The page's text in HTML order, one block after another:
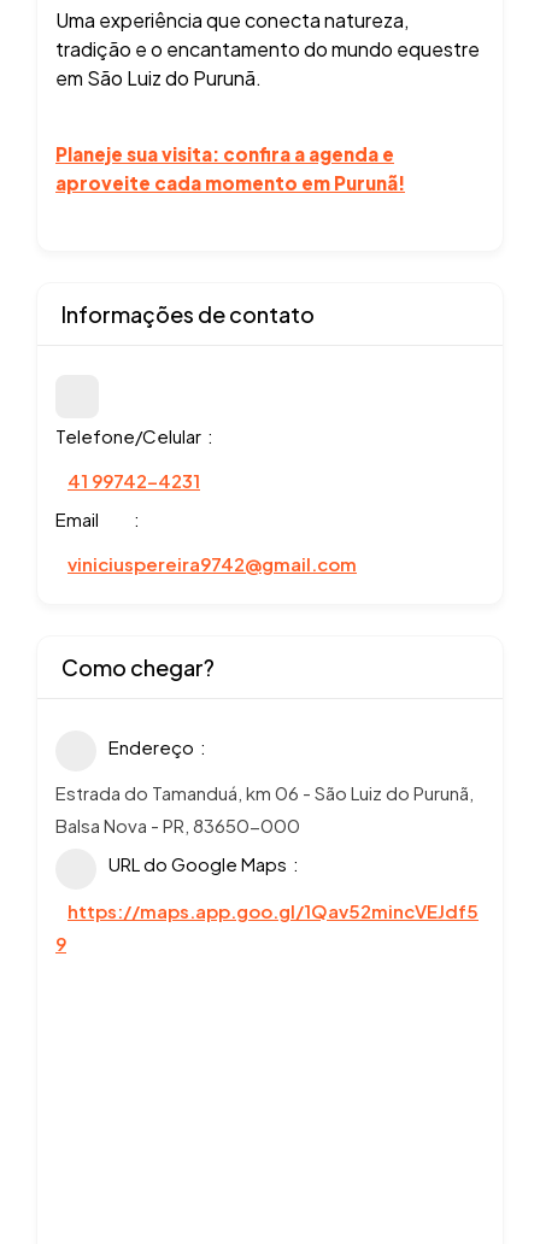
Uma experiência que conecta natureza,
tradição e o encantamento do mundo equestre
em São Luiz do Purunã.
Planeje sua visita: confira a agenda e
aproveite cada momento em Purunã!
Informações de contato
Telefone/Celular
41 99742-4231
Email
viniciuspereira9742@gmail.com
Como chegar?
Endereço
Estrada do Tamanduá, km 06 - São Luiz do Purunã,
Balsa Nova - PR, 83650-000
URL do Google Maps
https://maps.app.goo.gl/1Qav52mincVEJdf5
9